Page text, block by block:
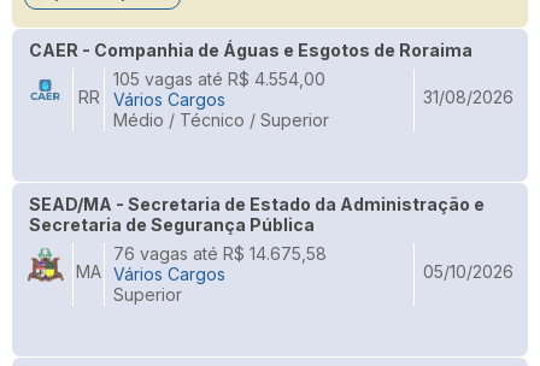
CAER - Companhia de Águas e Esgotos de Roraima
RR
105 vagas até R$ 4.554,00
Vários Cargos
Médio / Técnico / Superior
31/08/2026
SEAD/MA - Secretaria de Estado da Administração e
Secretaria de Segurança Pública
MA
76 vagas até R$ 14.675,58
Vários Cargos
Superior
05/10/2026